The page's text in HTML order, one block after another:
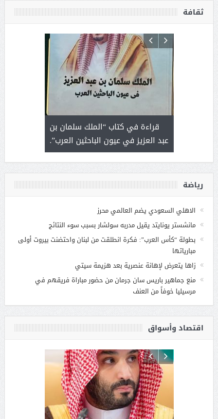
ثقافة
قراءة في كتاب “الملك سلمان بن
عبد العزيز في عيون الباحثين العرب”.
رياضة
الاهلي السعودي يضم العالمي محرز
مانشستر يونايتد يقيل مدربه سولشار بسبب سوء النتائج
بطولة “كأس العرب”: فكرة انطلقت من لبنان واحتضنت بيروت أولى
مبارياتها
زاها يتعرض لإهانة عنصرية بعد هزيمة سيتي
منع جماهير باريس سان جرمان من حضور مباراة فريقهم في
مرسيليا خوفاً من العنف
اقتصاد وأسواق